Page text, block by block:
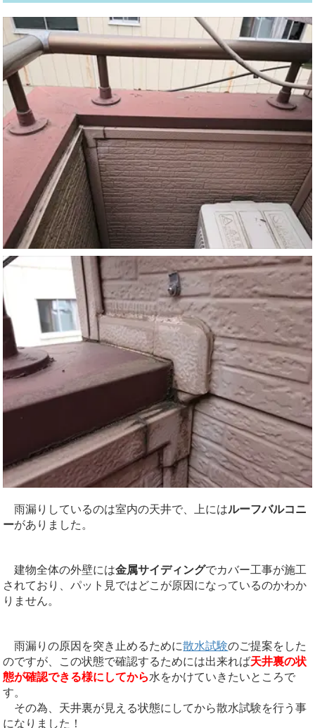
雨漏りしているのは室内の天井で、上にはルーフバルコニ
ーがありました。
建物全体の外壁には金属サイディングでカバー工事が施工
されており、パット見ではどこが原因になっているのかわか
りません。
雨漏りの原因を突き止めるために散水試験のご提案をした
のですが、この状態で確認するためには出来れば天井裏の状
態が確認できる様にしてから水をかけていきたいところで
す。
その為、天井裏が見える状態にしてから散水試験を行う事
になりました！